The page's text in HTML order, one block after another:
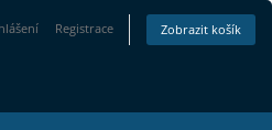
Registrace Zobrazit košík